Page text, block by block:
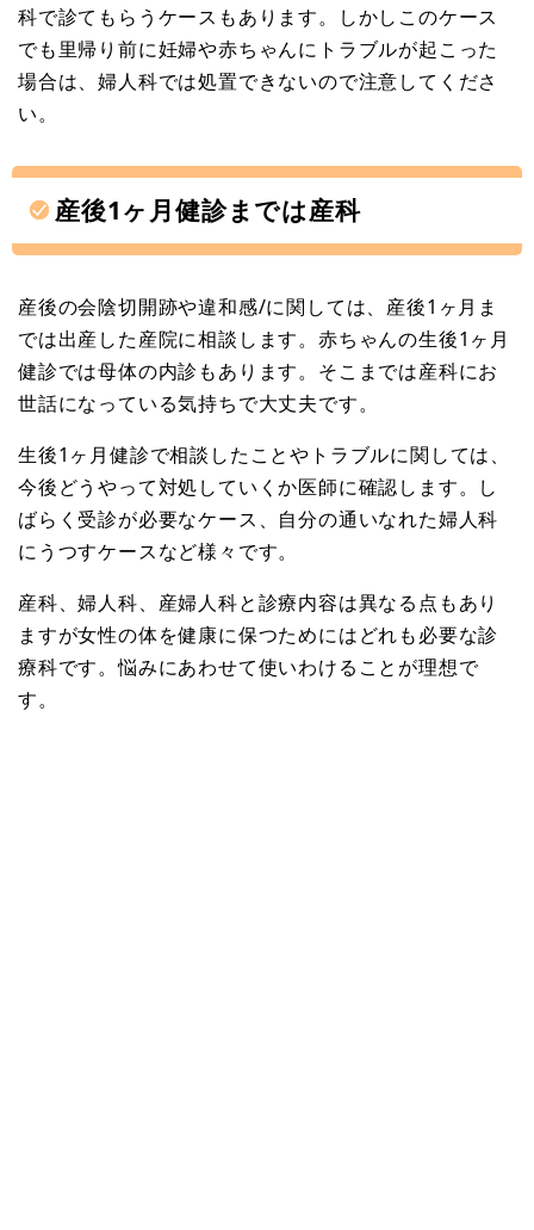
科で診てもらうケースもあります。しかしこのケース
でも里帰り前に妊婦や赤ちゃんにトラブルが起こった
場合は、婦人科では処置できないので注意してくださ
い。
産後1ヶ月健診までは産科
産後の会陰切開跡や違和感/に関しては、産後1ヶ月ま
では出産した産院に相談します。赤ちゃんの生後1ヶ月
健診では母体の内診もあります。そこまでは産科にお
世話になっている気持ちで大丈夫です。
生後1ヶ月健診で相談したことやトラブルに関しては、
今後どうやって対処していくか医師に確認します。し
ばらく受診が必要なケース、自分の通いなれた婦人科
にうつすケースなど様々です。
産科、婦人科、産婦人科と診療内容は異なる点もあり
ますが女性の体を健康に保つためにはどれも必要な診
療科です。悩みにあわせて使いわけることが理想で
す。